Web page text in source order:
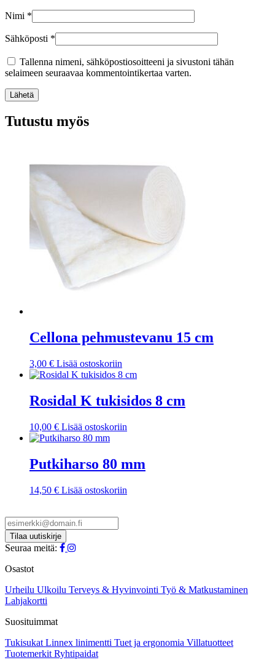
Nimi *
Sähköposti *
Tallenna nimeni, sähköpostiosoitteeni ja sivustoni tähän
selaimeen seuraavaa kommentointikertaa varten.
Lähetä
Tutustu myös
Cellona pehmustevanu 15 cm
3,00 € Lisää ostoskoriin
Rosidal K tukisidos 8 cm
10,00 € Lisää ostoskoriin
Putkiharso 80 mm
14,50 € Lisää ostoskoriin
Seuraa meitä:
Osastot
Urheilu Ulkoilu Terveys & Hyvinvointi Työ & Matkustaminen
Lahjakortti
Suosituimmat
Tukisukat Linnex linimentti Tuet ja ergonomia Villatuotteet
Tuotemerkit Ryhtipaidat